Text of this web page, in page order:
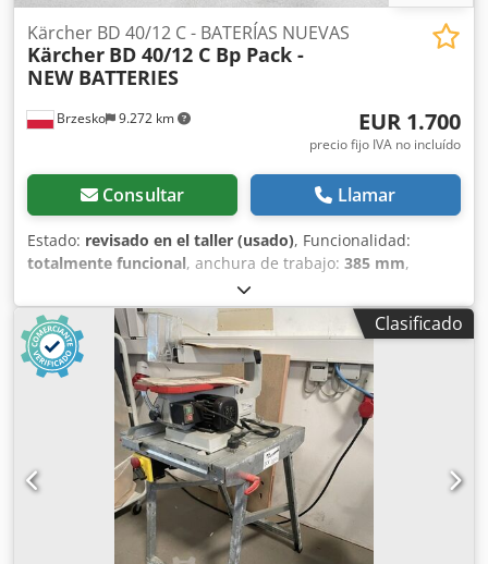
Brzesko 9.272 km
Kärcher BD 40/12 C - BATERÍAS NUEVAS
Kärcher BD 40/12 C Bp Pack -
NEW BATTERIES
EUR 1.700
precio fijo IVA no incluído
Consultar Llamar
Estado: revisado en el taller (usado), Funcionalidad:
totalmente funcional, anchura de trabajo: 385 mm,
1.100 m²/h
de agua:12 l, peso operativo:40 kg, La máquina
barredora-aspiradora Kärcher BD 40/12 C Bp Pack es un
equipo de alta eficiencia, adecuado incluso para los
trabajos más exigentes en instalaciones de gran superficie.
Durante la exhaustiva inspección y renovación, nuestro
equipo de servicio técnico revisó minuciosamente la
máquina, comprobando cada una de sus funciones. Todas
las piezas mecánicas con signos de desgaste y deterioro
fueron reemplazadas por piezas nuevas. Esto garantiza un
funcionamiento prolongado y sin problemas, sin
necesidad de realizar inversiones adicionales en la
Clasificado